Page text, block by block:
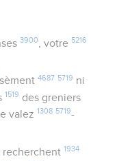
3900 , votre 5216
sèment 4687 5719 ni
1519 des greniers
valez 1308 5719-
1934